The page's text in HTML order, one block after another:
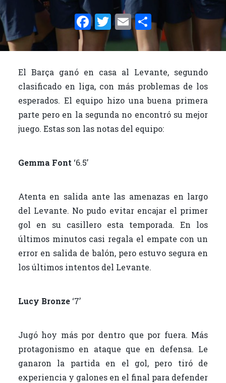
F
a
c
e
b
o
o
k
T
w
it
te
r
E
m
ai
l
C
o
m
p
ar
ti
r
El Barça ganó en casa al Levante, segundo
clasificado en liga, con más problemas de los
esperados. El equipo hizo una buena primera
parte pero en la segunda no encontró su mejor
juego. Estas son las notas del equipo:
Gemma Font ‘6.5’
Atenta en salida ante las amenazas en largo
del Levante. No pudo evitar encajar el primer
gol en su casillero esta temporada. En los
últimos minutos casi regala el empate con un
error en salida de balón, pero estuvo segura en
los últimos intentos del Levante.
Lucy Bronze‘7’
Jugó hoy más por dentro que por fuera. Más
protagonismo en ataque que en defensa. Le
ganaron la partida en el gol, pero tiró de
experiencia y galones en el final para defender